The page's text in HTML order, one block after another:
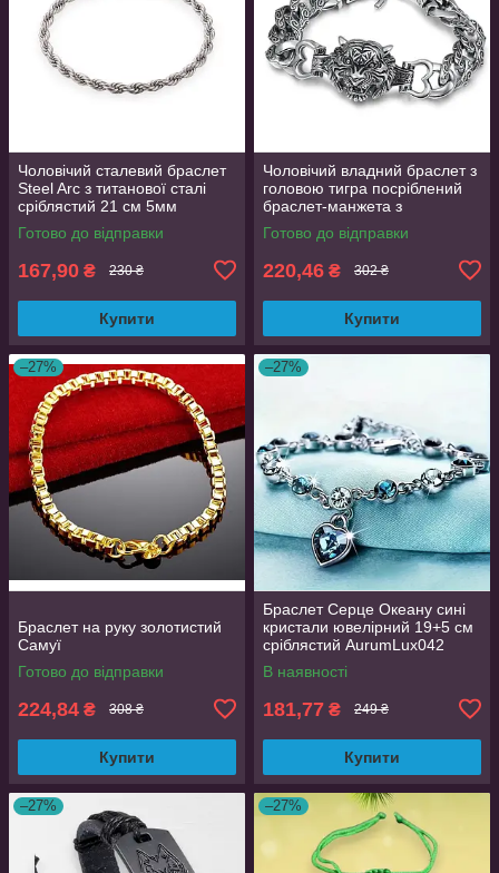
Чоловічий сталевий браслет
Steel Arc з титанової сталі
сріблястий 21 см 5мм
Готово до відправки
167,90 ₴ 230 ₴
Купити
Чоловічий владний браслет з
головою тигра посріблений
браслет-манжета з
зображенням зверя
Готово до відправки
220,46 ₴ 302 ₴
Купити
–27%
Браслет на руку золотистий
Самуї
Готово до відправки
224,84 ₴ 308 ₴
Купити
–27%
Браслет Серце Океану сині
кристали ювелірний 19+5 см
сріблястий AurumLux042
В наявності
181,77 ₴ 249 ₴
Купити
–27% –27%